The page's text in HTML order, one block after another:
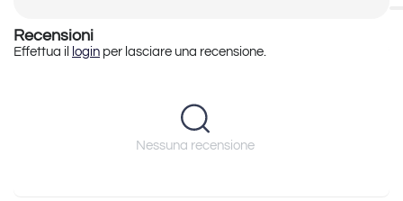
Recensioni
Effettua il login per lasciare una recensione.
Nessuna recensione